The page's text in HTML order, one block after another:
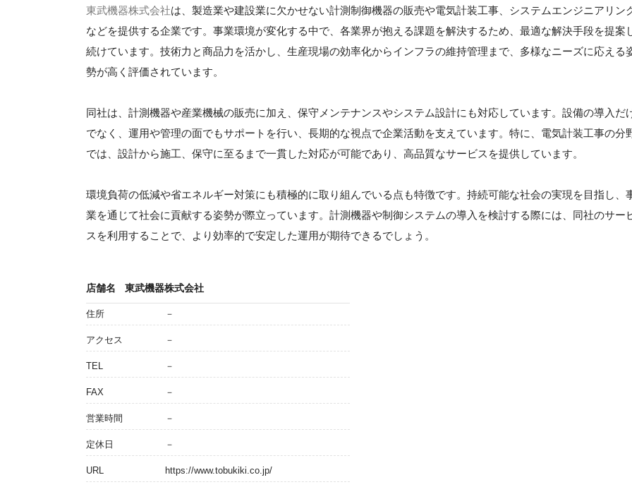
東武機器株式会社は、製造業や建設業に欠かせない計測制御機器の販売や電気計装工事、システムエンジニアリン
などを提供する企業です。事業環境が変化する中で、各業界が抱える課題を解決するため、最適な解決手段を提案
続けています。技術力と商品力を活かし、生産現場の効率化からインフラの維持管理まで、多様なニーズに応える
勢が高く評価されています。
同社は、計測機器や産業機械の販売に加え、保守メンテナンスやシステム設計にも対応しています。設備の導入だ
でなく、運用や管理の面でもサポートを行い、長期的な視点で企業活動を支えています。特に、電気計装工事の分
では、設計から施工、保守に至るまで一貫した対応が可能であり、高品質なサービスを提供しています。
環境負荷の低減や省エネルギー対策にも積極的に取り組んでいる点も特徴です。持続可能な社会の実現を目指し、
業を通じて社会に貢献する姿勢が際立っています。計測機器や制御システムの導入を検討する際には、同社のサー
スを利用することで、より効率的で安定した運用が期待できるでしょう。
店舗名 東武機器株式会社
住所 －
アクセス －
TEL －
FAX －
営業時間 －
定休日 －
URL https://www.tobukiki.co.jp/